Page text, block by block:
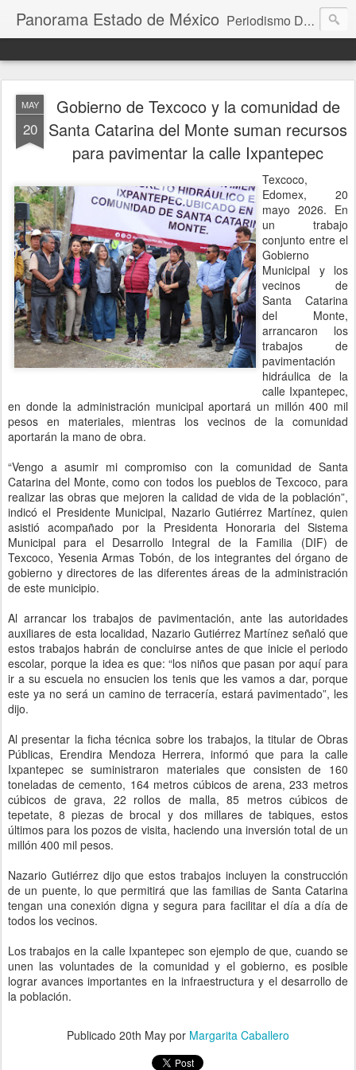
Panorama Estado de México Periodismo Digital
MAY
20
Gobierno de Texcoco y la comunidad de
Santa Catarina del Monte suman recursos
para pavimentar la calle Ixpantepec
Texcoco,
Edomex, 20
mayo 2026. En
un trabajo
conjunto entre el
Gobierno
Municipal y los
vecinos de
Santa Catarina
del Monte,
arrancaron los
trabajos de
pavimentación
hidráulica de la
calle Ixpantepec,
en donde la administración municipal aportará un millón 400 mil
pesos en materiales, mientras los vecinos de la comunidad
aportarán la mano de obra.
“Vengo a asumir mi compromiso con la comunidad de Santa
Catarina del Monte, como con todos los pueblos de Texcoco, para
realizar las obras que mejoren la calidad de vida de la población”,
indicó el Presidente Municipal, Nazario Gutiérrez Martínez, quien
asistió acompañado por la Presidenta Honoraria del Sistema
Municipal para el Desarrollo Integral de la Familia (DIF) de
Texcoco, Yesenia Armas Tobón, de los integrantes del órgano de
gobierno y directores de las diferentes áreas de la administración
de este municipio.
Al arrancar los trabajos de pavimentación, ante las autoridades
auxiliares de esta localidad, Nazario Gutiérrez Martínez señaló que
estos trabajos habrán de concluirse antes de que inicie el periodo
escolar, porque la idea es que: “los niños que pasan por aquí para
ir a su escuela no ensucien los tenis que les vamos a dar, porque
este ya no será un camino de terracería, estará pavimentado”, les
dijo.
Al presentar la ficha técnica sobre los trabajos, la titular de Obras
Públicas, Erendira Mendoza Herrera, informó que para la calle
Ixpantepec se suministraron materiales que consisten de 160
toneladas de cemento, 164 metros cúbicos de arena, 233 metros
cúbicos de grava, 22 rollos de malla, 85 metros cúbicos de
tepetate, 8 piezas de brocal y dos millares de tabiques, estos
últimos para los pozos de visita, haciendo una inversión total de un
millón 400 mil pesos.
Nazario Gutiérrez dijo que estos trabajos incluyen la construcción
de un puente, lo que permitirá que las familias de Santa Catarina
tengan una conexión digna y segura para facilitar el día a día de
todos los vecinos.
Los trabajos en la calle Ixpantepec son ejemplo de que, cuando se
unen las voluntades de la comunidad y el gobierno, es posible
lograr avances importantes en la infraestructura y el desarrollo de
la población.
Publicado 20th May por Margarita Caballero